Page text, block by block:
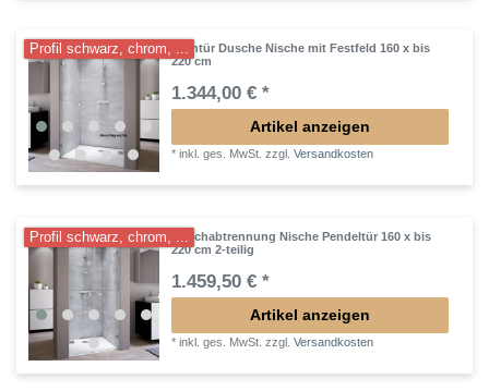
Profil schwarz, chrom, ...Drehtür Dusche Nische mit Festfeld 160 x bis
220 cm
1.344,00 € *
Artikel anzeigen
*inkl. ges. MwSt. zzgl.Versandkosten
Profil schwarz, chrom, ...Duschabtrennung Nische Pendeltür 160 x bis
220 cm 2-teilig
1.459,50 € *
Artikel anzeigen
*inkl. ges. MwSt. zzgl.Versandkosten